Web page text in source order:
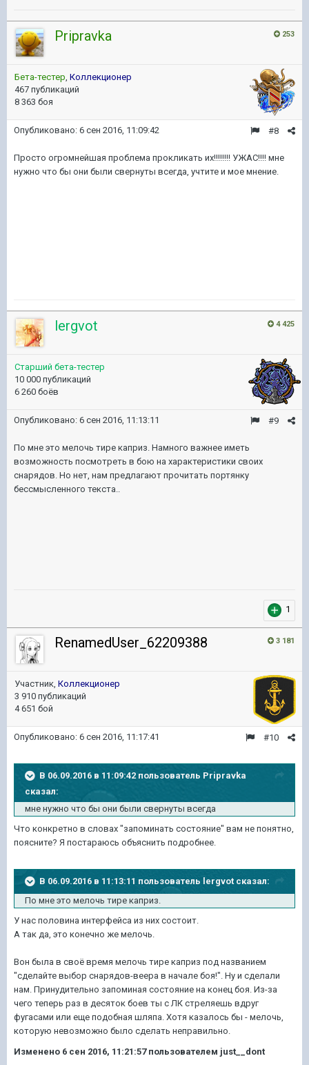
253
Pripravka
Бета-тестер, Коллекционер
467 публикаций
8 363 боя
#8
Опубликовано: 6 сен 2016, 11:09:42
Просто огромнейшая проблема прокликать их!!!!!!!! УЖАС!!!! мне
нужно что бы они были свернуты всегда, учтите и мое мнение.
4 425
lergvot
Старший бета-тестер
10 000 публикаций
6 260 боёв
#9
Опубликовано: 6 сен 2016, 11:13:11
По мне это мелочь тире каприз. Намного важнее иметь
возможность посмотреть в бою на характеристики своих
снарядов. Но нет, нам предлагают прочитать портянку
бессмысленного текста..
1
3 181
RenamedUser_62209388
Участник, Коллекционер
3 910 публикаций
4 651 бой
#10
Опубликовано: 6 сен 2016, 11:17:41
В 06.09.2016 в 11:09:42 пользователь Pripravka
сказал:
мне нужно что бы они были свернуты всегда
Что конкретно в словах "запоминать состояние" вам не понятно,
поясните? Я постараюсь объяснить подробнее.
В 06.09.2016 в 11:13:11 пользователь lergvot сказал:
По мне это мелочь тире каприз.
У нас половина интерфейса из них состоит.
А так да, это конечно же мелочь.
Вон была в своё время мелочь тире каприз под названием
"сделайте выбор снарядов-веера в начале боя!". Ну и сделали
нам. Принудительно запоминая состояние на конец боя. Из-за
чего теперь раз в десяток боев ты с ЛК стреляешь вдруг
фугасами или еще подобная шляпа. Хотя казалось бы - мелочь,
которую невозможно было сделать неправильно.
Изменено 6 сен 2016, 11:21:57пользователем just__dont